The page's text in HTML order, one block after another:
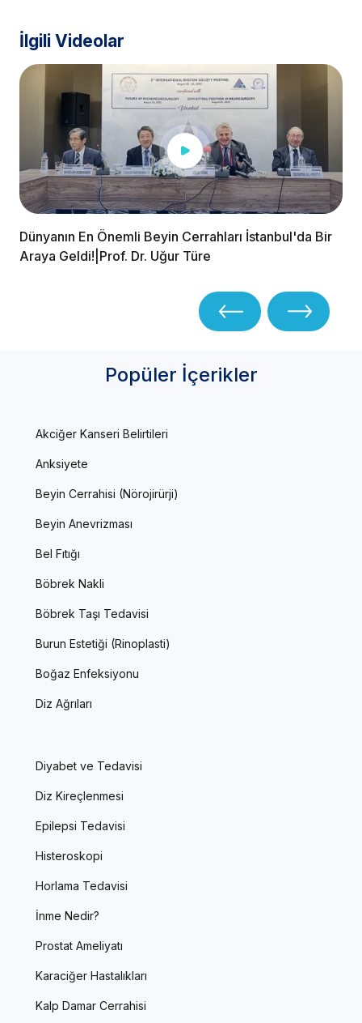
İlgili Videolar
Dünyanın En Önemli Beyin Cerrahları İstanbul'da Bir
Araya Geldi!|Prof. Dr. Uğur Türe
Popüler İçerikler
Akciğer Kanseri Belirtileri
Anksiyete
Beyin Cerrahisi (Nörojirürji)
Beyin Anevrizması
Bel Fıtığı
Böbrek Nakli
Böbrek Taşı Tedavisi
Burun Estetiği (Rinoplasti)
Boğaz Enfeksiyonu
Diz Ağrıları
Diyabet ve Tedavisi
Diz Kireçlenmesi
Epilepsi Tedavisi
Histeroskopi
Horlama Tedavisi
İnme Nedir?
Prostat Ameliyatı
Karaciğer Hastalıkları
Kalp Damar Cerrahisi